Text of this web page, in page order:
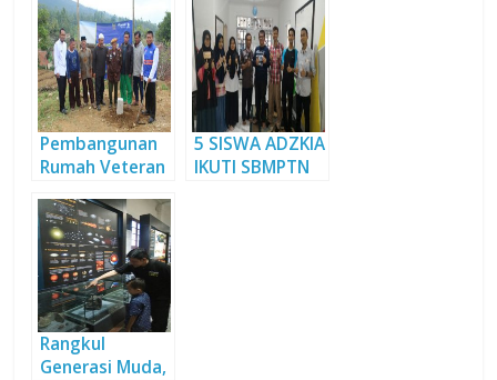
Susun Silabus
Tahfiz Baru
Lili Terwujud
Pembangunan
Rumah Veteran
Lili Gembira
5 SISWA ADZKIA
IKUTI SBMPTN
Rangkul
Generasi Muda,